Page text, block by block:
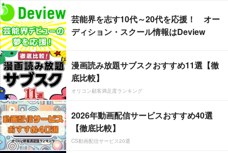
芸能界を志す10代～20代を応援！ オー
ディション・スクール情報はDeview
漫画読み放題サブスクおすすめ11選【徹
底比較】
オリコン顧客満足度ランキング
2026年動画配信サービスおすすめ40選
【徹底比較】
CS動画配信サービス20選